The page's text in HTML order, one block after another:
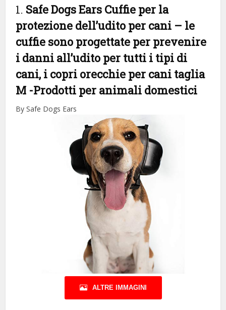
1. Safe Dogs Ears Cuffie per la
protezione dell’udito per cani – le
cuffie sono progettate per prevenire
i danni all’udito per tutti i tipi di
cani, i copri orecchie per cani taglia
M -Prodotti per animali domestici
By Safe Dogs Ears
ALTRE IMMAGINI